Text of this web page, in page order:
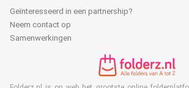
Geïnteresseerd in een partnership?
Neem contact op
Samenwerkingen